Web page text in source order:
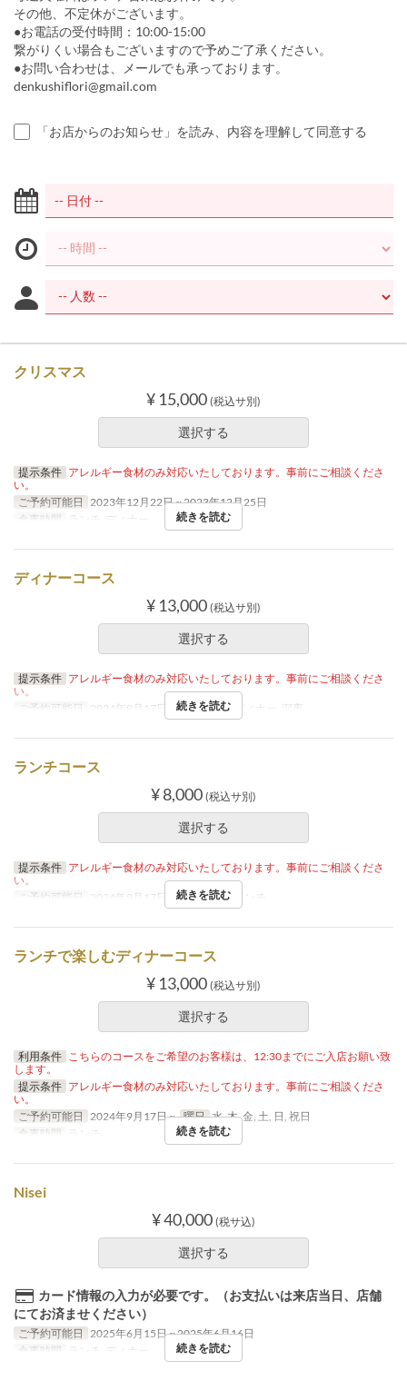
その他、不定休がございます。
●お電話の受付時間：10:00-15:00
繋がりくい場合もございますので予めご了承ください。
●お問い合わせは、メールでも承っております。
denkushiflori@gmail.com
「お店からのお知らせ」を読み、内容を理解して同意する
クリスマス
¥ 15,000 (税込サ別)
選択する
提示条件 アレルギー食材のみ対応いたしております。事前にご相談くださ
い。
ご予約可能日 2023年12月22日 ~ 2023年12月25日
食事時間
ランチ, ディナー 続きを読む
ディナーコース
¥ 13,000 (税込サ別)
選択する
提示条件 アレルギー食材のみ対応いたしております。事前にご相談くださ
い。
ご予約可能日
2024年9月17日 ~ 食事時間 ディナー, 深夜
続きを読む
ランチコース
¥ 8,000 (税込サ別)
選択する
提示条件 アレルギー食材のみ対応いたしております。事前にご相談くださ
い。
ご予約可能日
2024年9月17日 ~ 食事時間 ランチ
続きを読む
ランチで楽しむディナーコース
¥ 13,000 (税込サ別)
選択する
利用条件 こちらのコースをご希望のお客様は、12:30までにご入店お願い致
します。
提示条件 アレルギー食材のみ対応いたしております。事前にご相談くださ
い。
ご予約可能日 2024年9月17日 ~ 曜日 水, 木, 金, 土, 日, 祝日
食事時間
ランチ 続きを読む
Nisei
¥ 40,000 (税サ込)
選択する
カード情報の入力が必要です。（お支払いは来店当日、店舗
にてお済ませください）
ご予約可能日 2025年6月15日 ~ 2025年6月16日
食事時間
ランチ, ディナー 続きを読む